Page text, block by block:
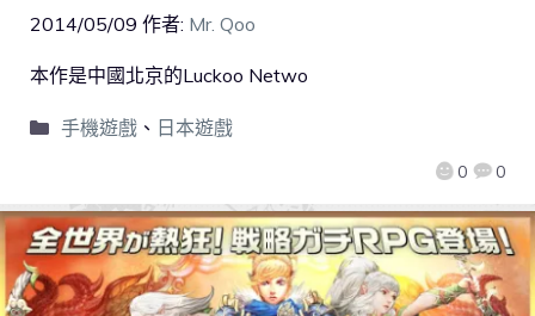
2014/05/09 作者: Mr. Qoo
0 0
本作是中國北京的Luckoo Netwo
手機遊戲、 日本遊戲